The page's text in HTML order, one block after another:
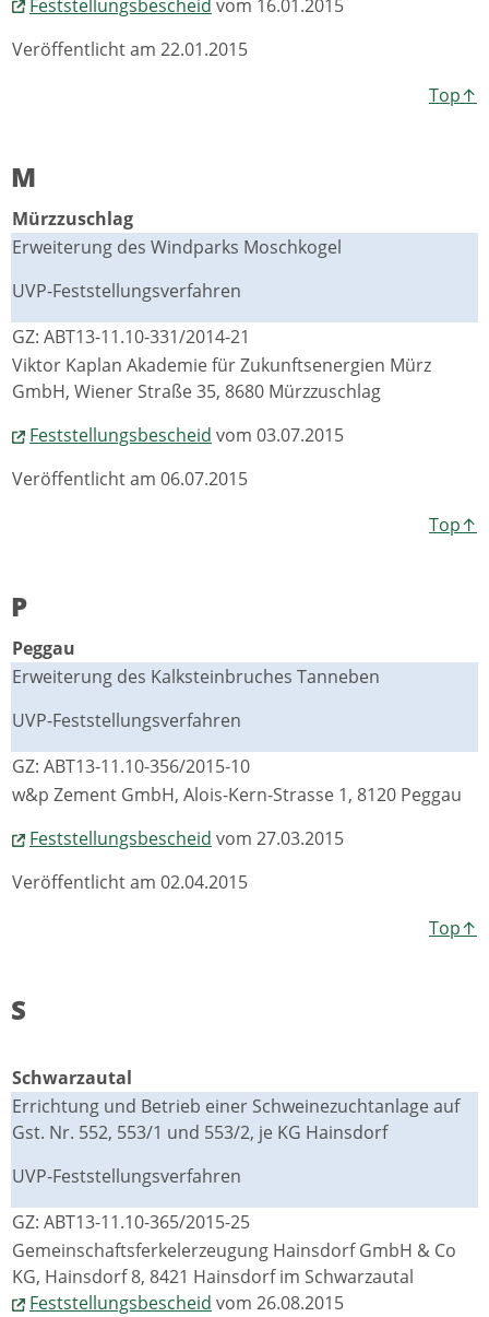
Feststellungsbescheid vom 16.01.2015
Veröffentlicht am 22.01.2015
Top↑
M
Mürzzuschlag
Erweiterung des Windparks Moschkogel
UVP-Feststellungsverfahren
GZ: ABT13-11.10-331/2014-21
Viktor Kaplan Akademie für Zukunftsenergien Mürz
GmbH, Wiener Straße 35, 8680 Mürzzuschlag
Feststellungsbescheid vom 03.07.2015
Veröffentlicht am 06.07.2015
Top↑
P
Peggau
Erweiterung des Kalksteinbruches Tanneben
UVP-Feststellungsverfahren
GZ: ABT13-11.10-356/2015-10
w&p Zement GmbH, Alois-Kern-Strasse 1, 8120 Peggau
Feststellungsbescheid vom 27.03.2015
Veröffentlicht am 02.04.2015
Top↑
S
Schwarzautal
Errichtung und Betrieb einer Schweinezuchtanlage auf
Gst. Nr. 552, 553/1 und 553/2, je KG Hainsdorf
UVP-Feststellungsverfahren
GZ: ABT13-11.10-365/2015-25
Gemeinschaftsferkelerzeugung Hainsdorf GmbH & Co
KG, Hainsdorf 8, 8421 Hainsdorf im Schwarzautal
Feststellungsbescheid vom 26.08.2015